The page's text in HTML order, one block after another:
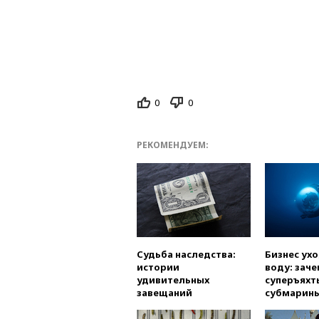
0 0
РЕКОМЕНДУЕМ:
Судьба наследства:
истории
удивительных
завещаний
Бизнес
воду: